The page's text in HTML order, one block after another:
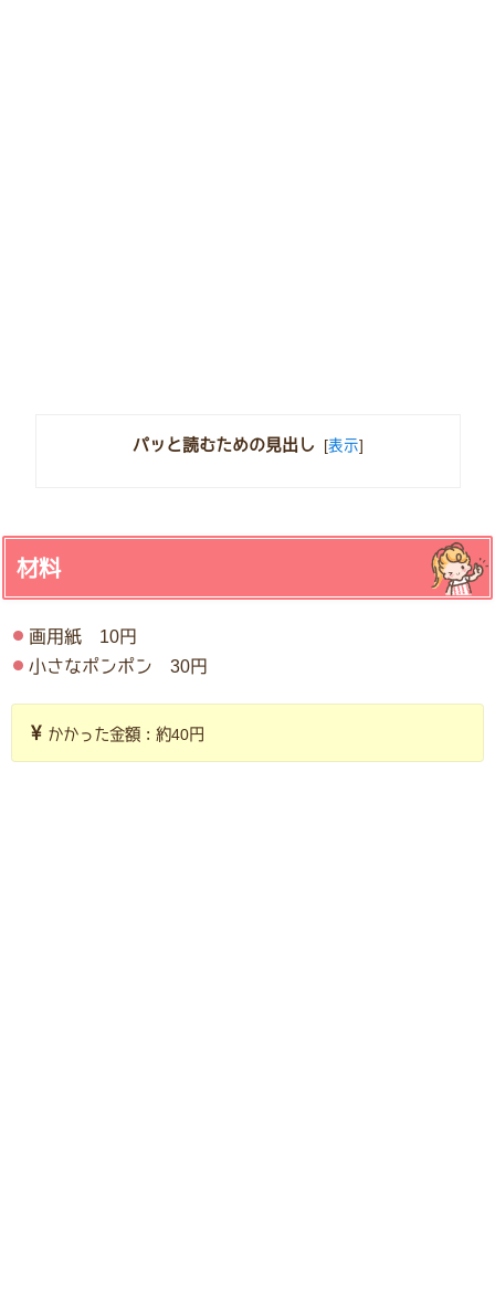
パッと読むための見出し [表示]
材料
画用紙 10円
小さなポンポン 30円
かかった金額：約40円